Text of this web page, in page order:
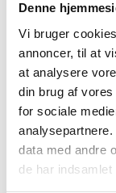
Denne
Vi bruger
annoncer, til at
at analysere
din brug af
for sociale
data med andre
de har indsamlet
Hjælp til
Har du